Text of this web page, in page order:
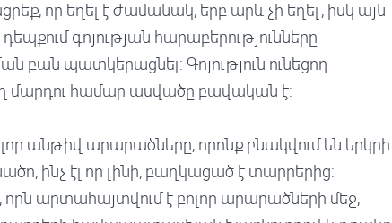
որ եղել է ժամանակ, երբ արև չի եղել, իսկ այն
գոյության հարաբերությունները
բան պատկերացնել: Գոյություն ունեցող
մարդու համար ասվածը բավական է:
անթիվ արարածները, որոնք բնակվում են երկրի
ինչ էլ որ լինի, բաղկացած է տարրերից:
արտահայտվում է բոլոր արարածների մեջ,